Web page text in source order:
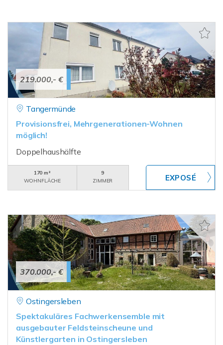
219.000,- €
Tangermünde
Provisionsfrei, Mehrgenerationen-Wohnen
möglich!
Doppelhaushälfte
170 m²
WOHNFLÄCHE
9
ZIMMER
370.000,- €
Ostingersleben
Spektakuläres Fachwerkensemble mit
ausgebauter Feldsteinscheune und
Künstlergarten in Ostingersleben